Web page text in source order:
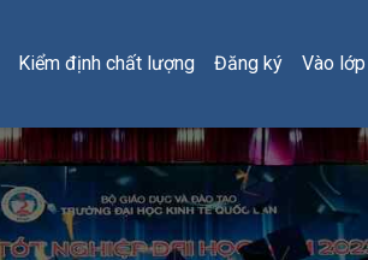
Kiểm định chất lượng Đăng ký Vào